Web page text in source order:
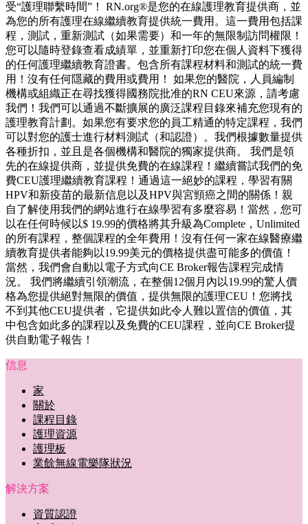
受“護理聯繫時間”！ RN.org®是您的在線護理教育提供商，並
為您的所有護理在線繼續教育提供統一費用。這一費用包括課
程，測試，重新測試（如果需要）和一年的無限制訪問權限！
您可以隨時登錄查看成績單，並重新打印您在個人資料下獲得
的任何護理繼續教育證書。包含所有課程材料和測試的統一費
用！沒有任何隱藏的費用或費用！ 如果您的醫院，人員編制
機構或組織正在尋找獲得國務院批准的RN CEU來源，請考慮
我們！我們可以通過不斷擴展的廣泛課程目錄來補充您現有的
護理教育計劃。如果您有要求您的員工精通的特定課程，我們
可以對您的護士進行材料測試（和認證）。我們根據數量提供
各種折扣，並且是各個機構和醫院的獨家提供商。 我們是領
先的在線提供商，並提供免費的在線課程！繼續嘗試我們的免
費CEU護理繼續教育課程！通過這一絕妙的課程，學習有關
HPV和新疫苗的最新信息以及HPV與宮頸癌之間的關係！親
自了解使用我們的網站進行在線學習有多麼容易！當然，您可
以在任何時候以$ 19.99的價格將其升級為Complete，Unlimited
的所有課程，整個課程的全年費用！沒有任何一家在線醫療繼
續教育提供者能夠以19.99美元的價格提供盡可能多的價值！
當然，我們會自動以電子方式向CE Broker報告課程完成情
況。 我們將繼續引領潮流，在整個12個月內以19.99的驚人價
格為您提供絕對無限的價值，提供無限的護理CEU！您將找
不到其他CEU提供者，它提供如此令人難以置信的價值，其
中包含如此多的課程以及免費的CEU課程，並向CE Broker提
供自動電子報告！
信息
家
關於
課程目錄
護理資源
護理板
業餘無線電樂隊狀況
解決方案
資質認證